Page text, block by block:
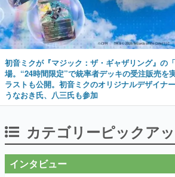
初音ミクが『マジック：ザ・ギャザリング』の
場。“24時間限定”で統率者デッキの受注販売を
ラストも公開。初音ミクのオリジナルデザイナ
うなおき氏、八三氏も参加
カテゴリーピックア
インタビュー